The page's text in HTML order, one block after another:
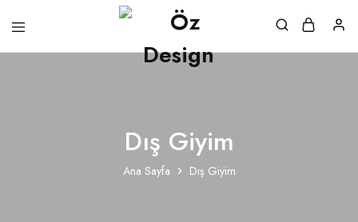
Ana Sayfa Dış Giyim
Dış Giyim